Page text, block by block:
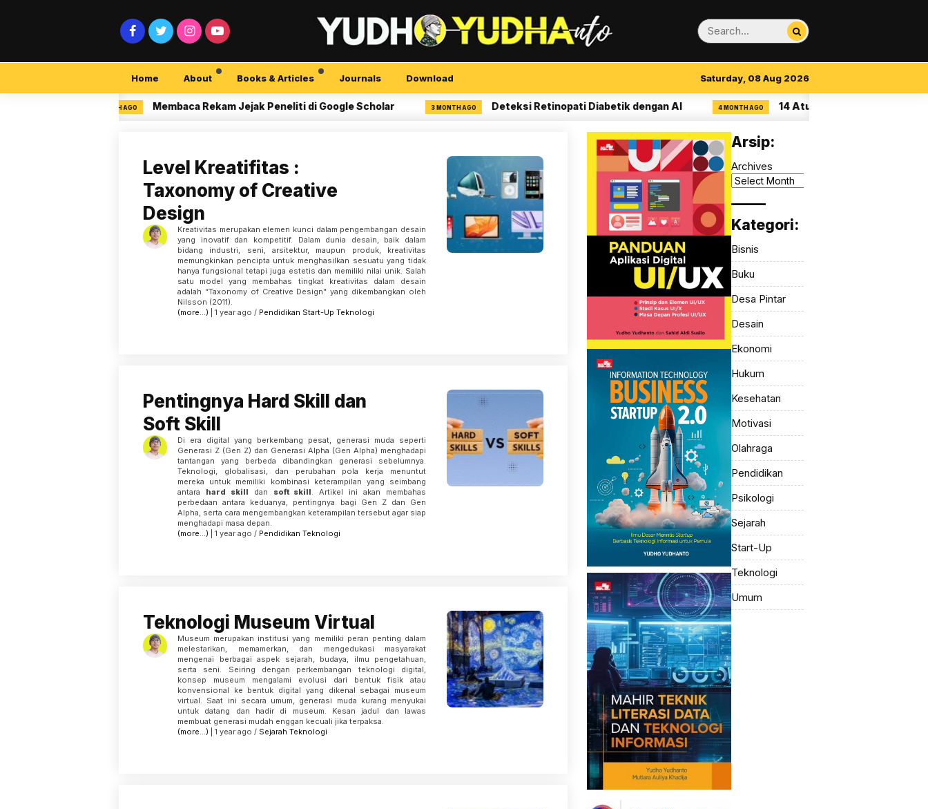
Home About Books & Articles Journals Download Saturday, 08 Aug 2026
Membaca Rekam Jejak Peneliti di Google Scholar 3 MONTH AGO Deteksi Retinopati Diabetik dengan AI 4 MONTH AGO 14 Aturan Visual Clarity dalam UI/UX
Level Kreatifitas :
Taxonomy of Creative
Design
Kreativitas merupakan elemen kunci dalam pengembangan desain
yang inovatif dan kompetitif. Dalam dunia desain, baik dalam
bidang industri, seni, arsitektur, maupun produk, kreativitas
memungkinkan pencipta untuk menghasilkan sesuatu yang tidak
hanya fungsional tetapi juga estetis dan memiliki nilai unik. Salah
satu model yang membahas tingkat kreativitas dalam desain
adalah “Taxonomy of Creative Design” yang dikembangkan oleh
Nilsson (2011).
(more…) | 1 year ago / Pendidikan Start-Up Teknologi
Pentingnya Hard Skill dan
Soft Skill
Di era digital yang berkembang pesat, generasi muda seperti
Generasi Z (Gen Z) dan Generasi Alpha (Gen Alpha) menghadapi
tantangan yang berbeda dibandingkan generasi sebelumnya.
Teknologi, globalisasi, dan perubahan pola kerja menuntut
mereka untuk memiliki kombinasi keterampilan yang seimbang
antara hard skill dan soft skill. Artikel ini akan membahas
perbedaan antara keduanya, pentingnya bagi Gen Z dan Gen
Alpha, serta cara mengembangkan keterampilan tersebut agar siap
menghadapi masa depan.
(more…) | 1 year ago / Pendidikan Teknologi
Teknologi Museum Virtual
Museum merupakan institusi yang memiliki peran penting dalam
melestarikan, memamerkan, dan mengedukasi masyarakat
mengenai berbagai aspek sejarah, budaya, ilmu pengetahuan,
serta seni. Seiring dengan perkembangan teknologi digital,
konsep museum mengalami evolusi dari bentuk fisik atau
konvensional ke bentuk digital yang dikenal sebagai museum
virtual. Saat ini secara umum, generasi muda kurang menyukai
untuk datang dan hadir di museum. Kesan jadul dan lawas
membuat generasi mudah enggan kecuali jika terpaksa.
(more…) | 1 year ago / Sejarah Teknologi
Arsip:
Archives
Kategori:
Bisnis
Buku
Desa Pintar
Desain
Ekonomi
Hukum
Kesehatan
Motivasi
Olahraga
Pendidikan
Psikologi
Sejarah
Start-Up
Teknologi
Umum